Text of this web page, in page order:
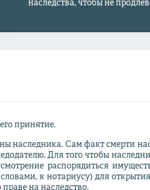
наследства, чтобы не
принятие.
наследника. Сам факт смерти
Для того чтобы
распорядиться
к нотариусу) для
на наследство.